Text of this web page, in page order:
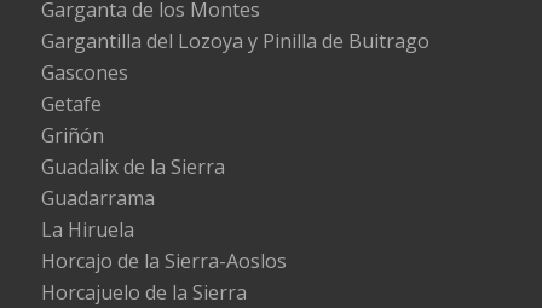
Garganta de los Montes
Gargantilla del Lozoya y Pinilla de Buitrago
Gascones
Getafe
Griñón
Guadalix de la Sierra
Guadarrama
La Hiruela
Horcajo de la Sierra-Aoslos
Horcajuelo de la Sierra